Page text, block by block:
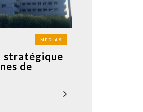
MÉDIAS
stratégique
de